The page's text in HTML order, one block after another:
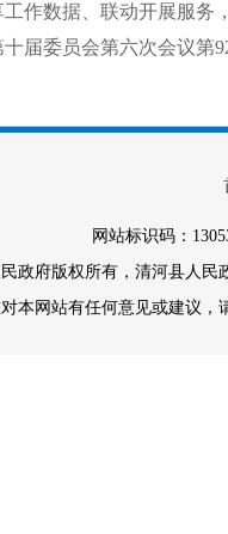
作数据、联动开展服务
届委员会第六次会议第
网站标识码：
政府版权所有，清河县人
本网站有任何意见或建议，